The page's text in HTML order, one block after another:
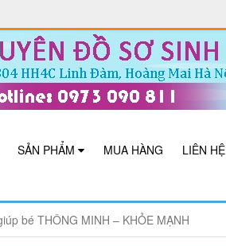
SẢN PHẨM MUA HÀNG LIÊN HỆ
bé THÔNG MINH – KHỎE MẠNH